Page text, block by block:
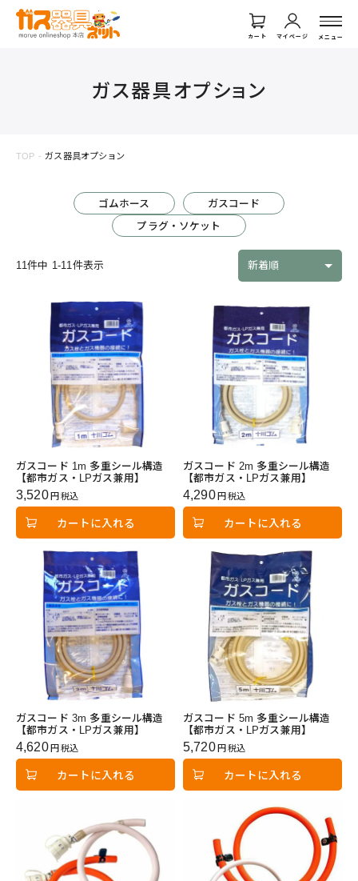
カート マイページ メニュー
ガス器具オプション
TOP ガス器具オプション
ゴムホース
ガスコード
プラグ・ソケット
新着順
11件中 1-11件表示
ガスコード 1m 多重シール構造
【都市ガス・LPガス兼用】
3,520 税込
カートに入れる
ガスコード 2m 多重シール構造
【都市ガス・LPガス兼用】
4,290 税込
カートに入れる
ガスコード 3m 多重シール構造
【都市ガス・LPガス兼用】
4,620 税込
カートに入れる
ガスコード 5m 多重シール構造
【都市ガス・LPガス兼用】
5,720 税込
カートに入れる